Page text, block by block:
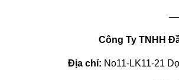
Công Ty TNHH
Địa chỉ: No11-LK11-21